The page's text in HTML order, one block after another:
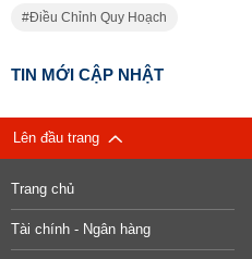
Điều Chỉnh Quy Hoạch
TIN MỚI CẬP NHẬT
Lên đầu trang
Trang chủ
Tài chính - Ngân hàng